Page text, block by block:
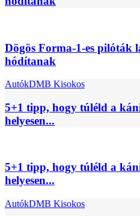
Dögös Forma-1-es pilóták
hódítanak
AutókDMB Kisokos
5+1 tipp, hogy túléld a
helyesen...
5+1 tipp, hogy túléld a
helyesen...
AutókDMB Kisokos